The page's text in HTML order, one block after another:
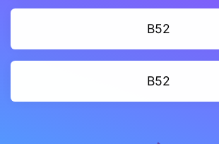
B52
B52